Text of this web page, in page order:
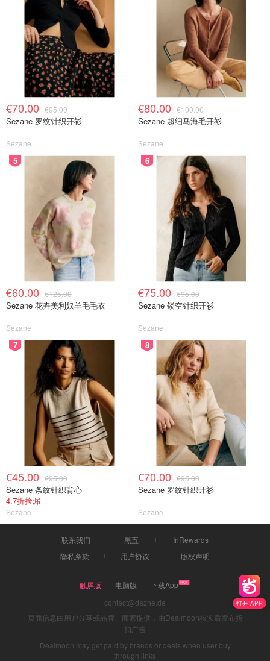
打开 APP
€70.00 €95.00
Sezane 罗纹针织开衫
Sezane
€80.00 €100.00
Sezane 超细马海毛开衫
Sezane
5
€60.00 €125.00
Sezane 花卉美利奴羊毛毛衣
Sezane
6
€75.00 €95.00
Sezane 镂空针织开衫
Sezane
7
€45.00 €95.00
Sezane 条纹针织背心
4.7折捡漏
Sezane
8
€70.00 €95.00
Sezane 罗纹针织开衫
Sezane
联系我们 黑五
InRewards
隐私条款
用户协议 版权声明
触屏版 电脑版
下载App
contact@dazhe.de
页面信息由用户分享或品牌、商家提供，由Dealmoon核实后发布折
扣广告
Dealmoon may get paid by brands or deals when user buy
through links